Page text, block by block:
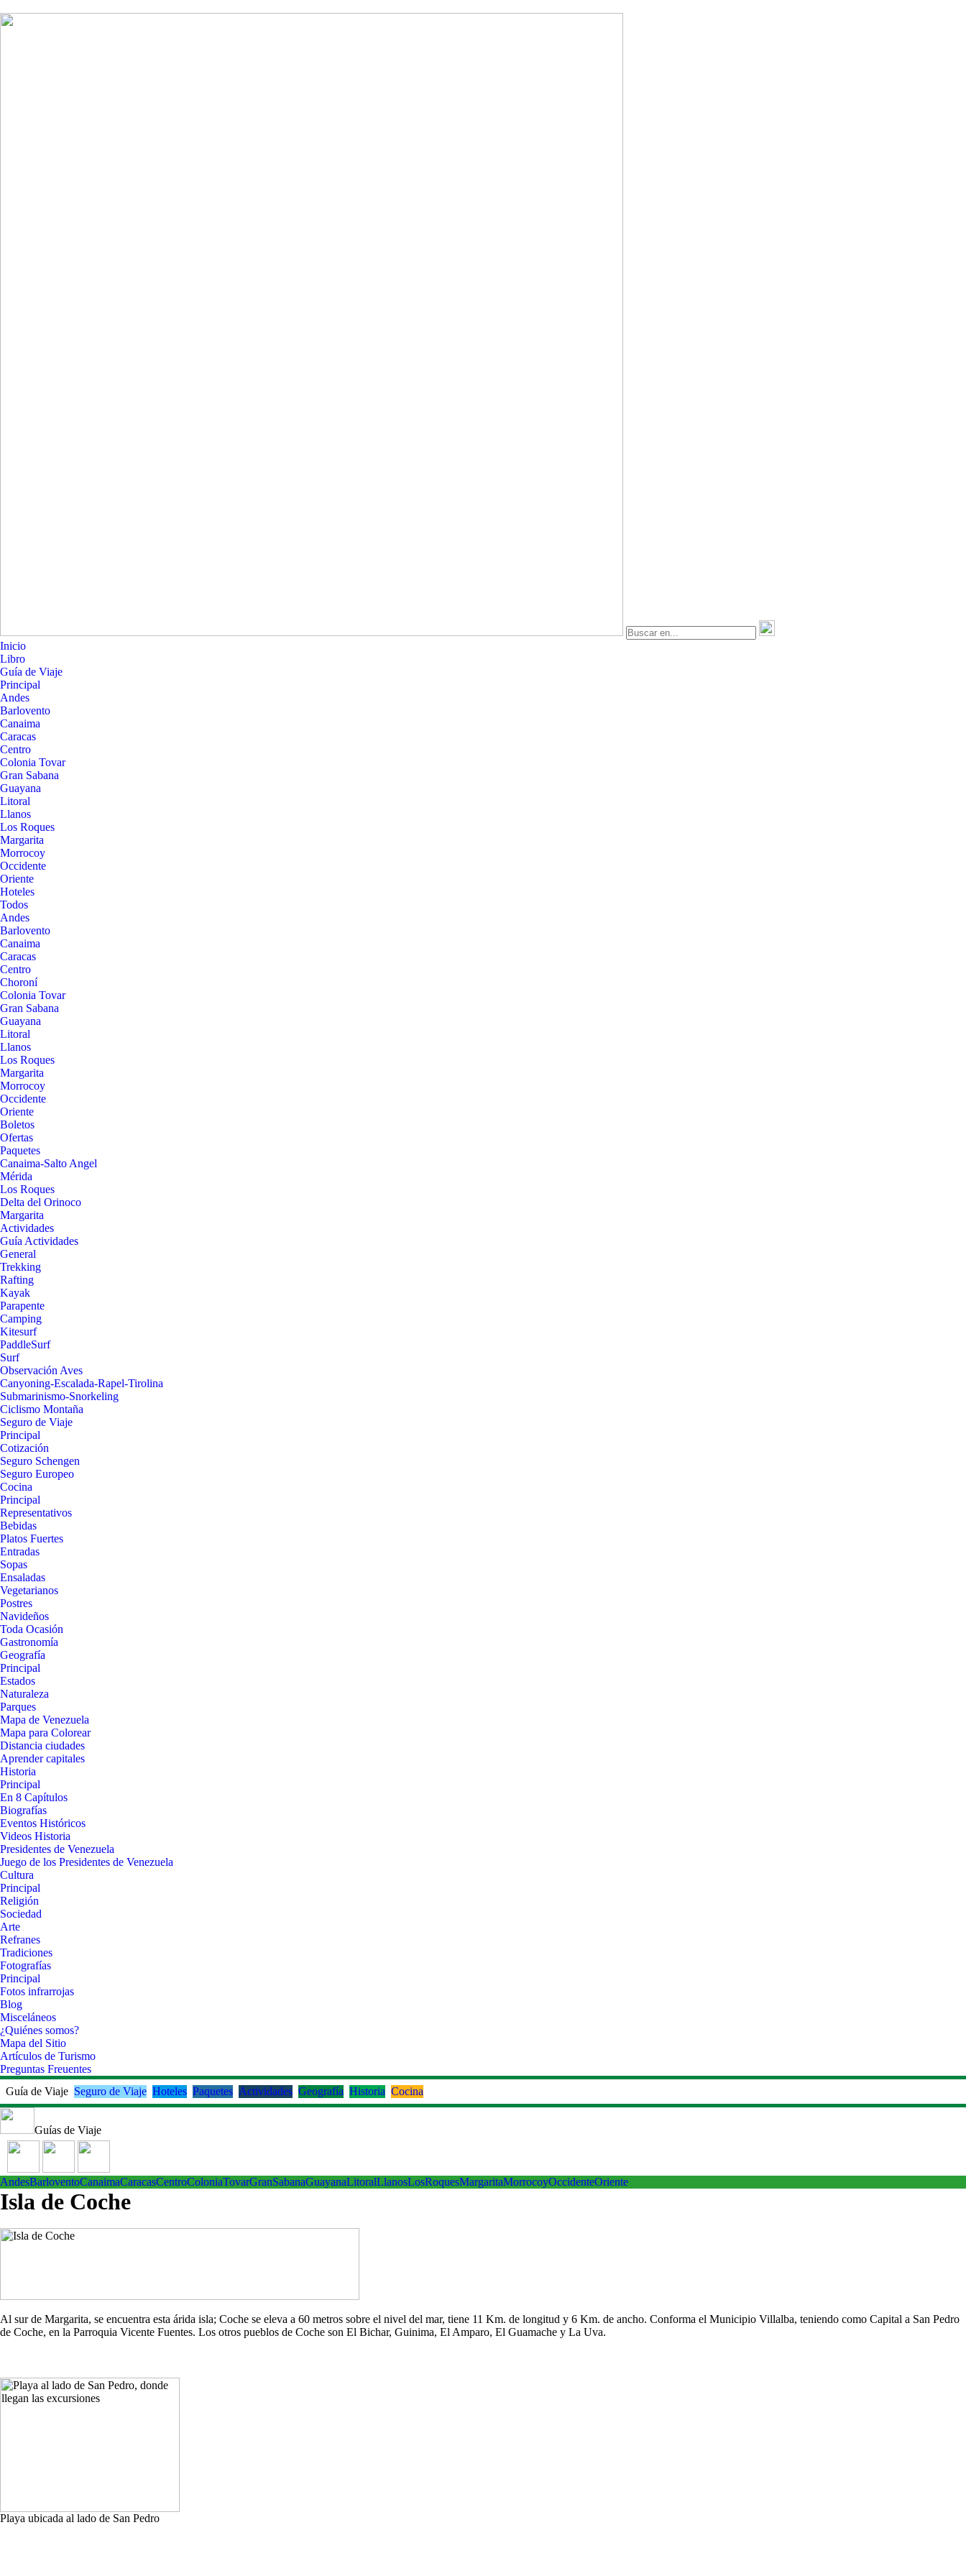
Inicio
Libro
Guía de Viaje
Principal
Andes
Barlovento
Canaima
Caracas
Centro
Colonia Tovar
Gran Sabana
Guayana
Litoral
Llanos
Los Roques
Margarita
Morrocoy
Occidente
Oriente
Hoteles
Todos
Andes
Barlovento
Canaima
Caracas
Centro
Choroní
Colonia Tovar
Gran Sabana
Guayana
Litoral
Llanos
Los Roques
Margarita
Morrocoy
Occidente
Oriente
Boletos
Ofertas
Paquetes
Canaima-Salto Angel
Mérida
Los Roques
Delta del Orinoco
Margarita
Actividades
Guía Actividades
General
Trekking
Rafting
Kayak
Parapente
Camping
Kitesurf
PaddleSurf
Surf
Observación Aves
Canyoning-Escalada-Rapel-Tirolina
Submarinismo-Snorkeling
Ciclismo Montaña
Seguro de Viaje
Principal
Cotización
Seguro Schengen
Seguro Europeo
Cocina
Principal
Representativos
Bebidas
Platos Fuertes
Entradas
Sopas
Ensaladas
Vegetarianos
Postres
Navideños
Toda Ocasión
Gastronomía
Geografía
Principal
Estados
Naturaleza
Parques
Mapa de Venezuela
Mapa para Colorear
Distancia ciudades
Aprender capitales
Historia
Principal
En 8 Capítulos
Biografías
Eventos Históricos
Videos Historia
Presidentes de Venezuela
Juego de los Presidentes de Venezuela
Cultura
Principal
Religión
Sociedad
Arte
Refranes
Tradiciones
Fotografías
Principal
Fotos infrarrojas
Blog
Misceláneos
¿Quiénes somos?
Mapa del Sitio
Artículos de Turismo
Preguntas Freuentes
Guía de Viaje Seguro de Viaje Hoteles Paquetes Actividades Geografía Historia Cocina
Guías de Viaje
AndesBarloventoCanaimaCaracasCentroColoniaTovarGranSabanaGuayanaLitoralLlanosLosRoquesMargaritaMorrocoyOccidenteOriente
Isla de Coche
Al sur de Margarita, se encuentra esta árida isla; Coche se eleva a 60 metros sobre el nivel del mar, tiene 11 Km. de longitud y 6 Km. de ancho. Conforma el Municipio Villalba, teniendo como Capital a San Pedro
de Coche, en la Parroquia Vicente Fuentes. Los otros pueblos de Coche son El Bichar, Guinima, El Amparo, El Guamache y La Uva.
Playa ubicada al lado de San Pedro